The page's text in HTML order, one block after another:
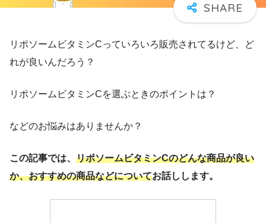
リポソームビタミンCっていろいろ販売されてるけど、ど
れが良いんだろう？
リポソームビタミンCを選ぶときのポイントは？
などのお悩みはありませんか？
この記事では、 リポソームビタミンCのどんな商品が良い
か、おすすめの商品などについてお話しします。